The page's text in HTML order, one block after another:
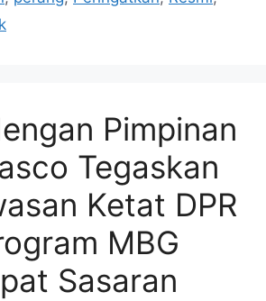
Pimpinan
Tegaskan
Ketat DPR
MBG
Sasaran